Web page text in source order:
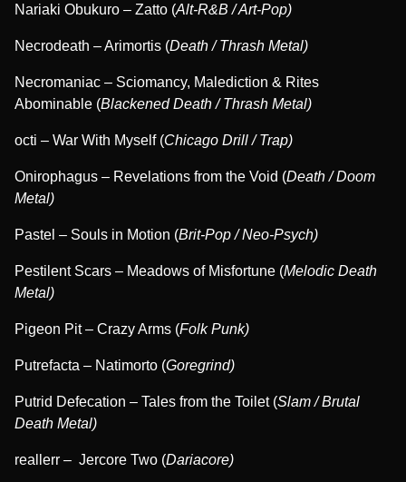
Nariaki Obukuro – Zatto (Alt-R&B / Art-Pop)
Necrodeath – Arimortis (Death / Thrash Metal)
Necromaniac – Sciomancy, Malediction & Rites
Abominable (Blackened Death / Thrash Metal)
octi – War With Myself (Chicago Drill / Trap)
Onirophagus – Revelations from the Void (Death / Doom
Metal)
Pastel – Souls in Motion (Brit-Pop / Neo-Psych)
Pestilent Scars – Meadows of Misfortune (Melodic Death
Metal)
Pigeon Pit – Crazy Arms (Folk Punk)
Putrefacta – Natimorto (Goregrind)
Putrid Defecation – Tales from the Toilet (Slam / Brutal
Death Metal)
reallerr – Jercore Two (Dariacore)